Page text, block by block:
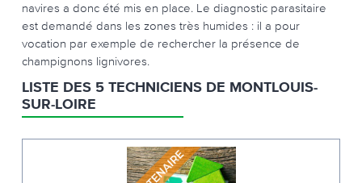
navires a donc été mis en place. Le diagnostic parasitaire
est demandé dans les zones très humides : il a pour
vocation par exemple de rechercher la présence de
champignons lignivores.
LISTE DES 5 TECHNICIENS DE MONTLOUIS-
SUR-LOIRE